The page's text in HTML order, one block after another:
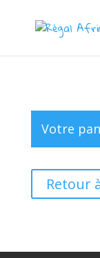
Votre
Retour